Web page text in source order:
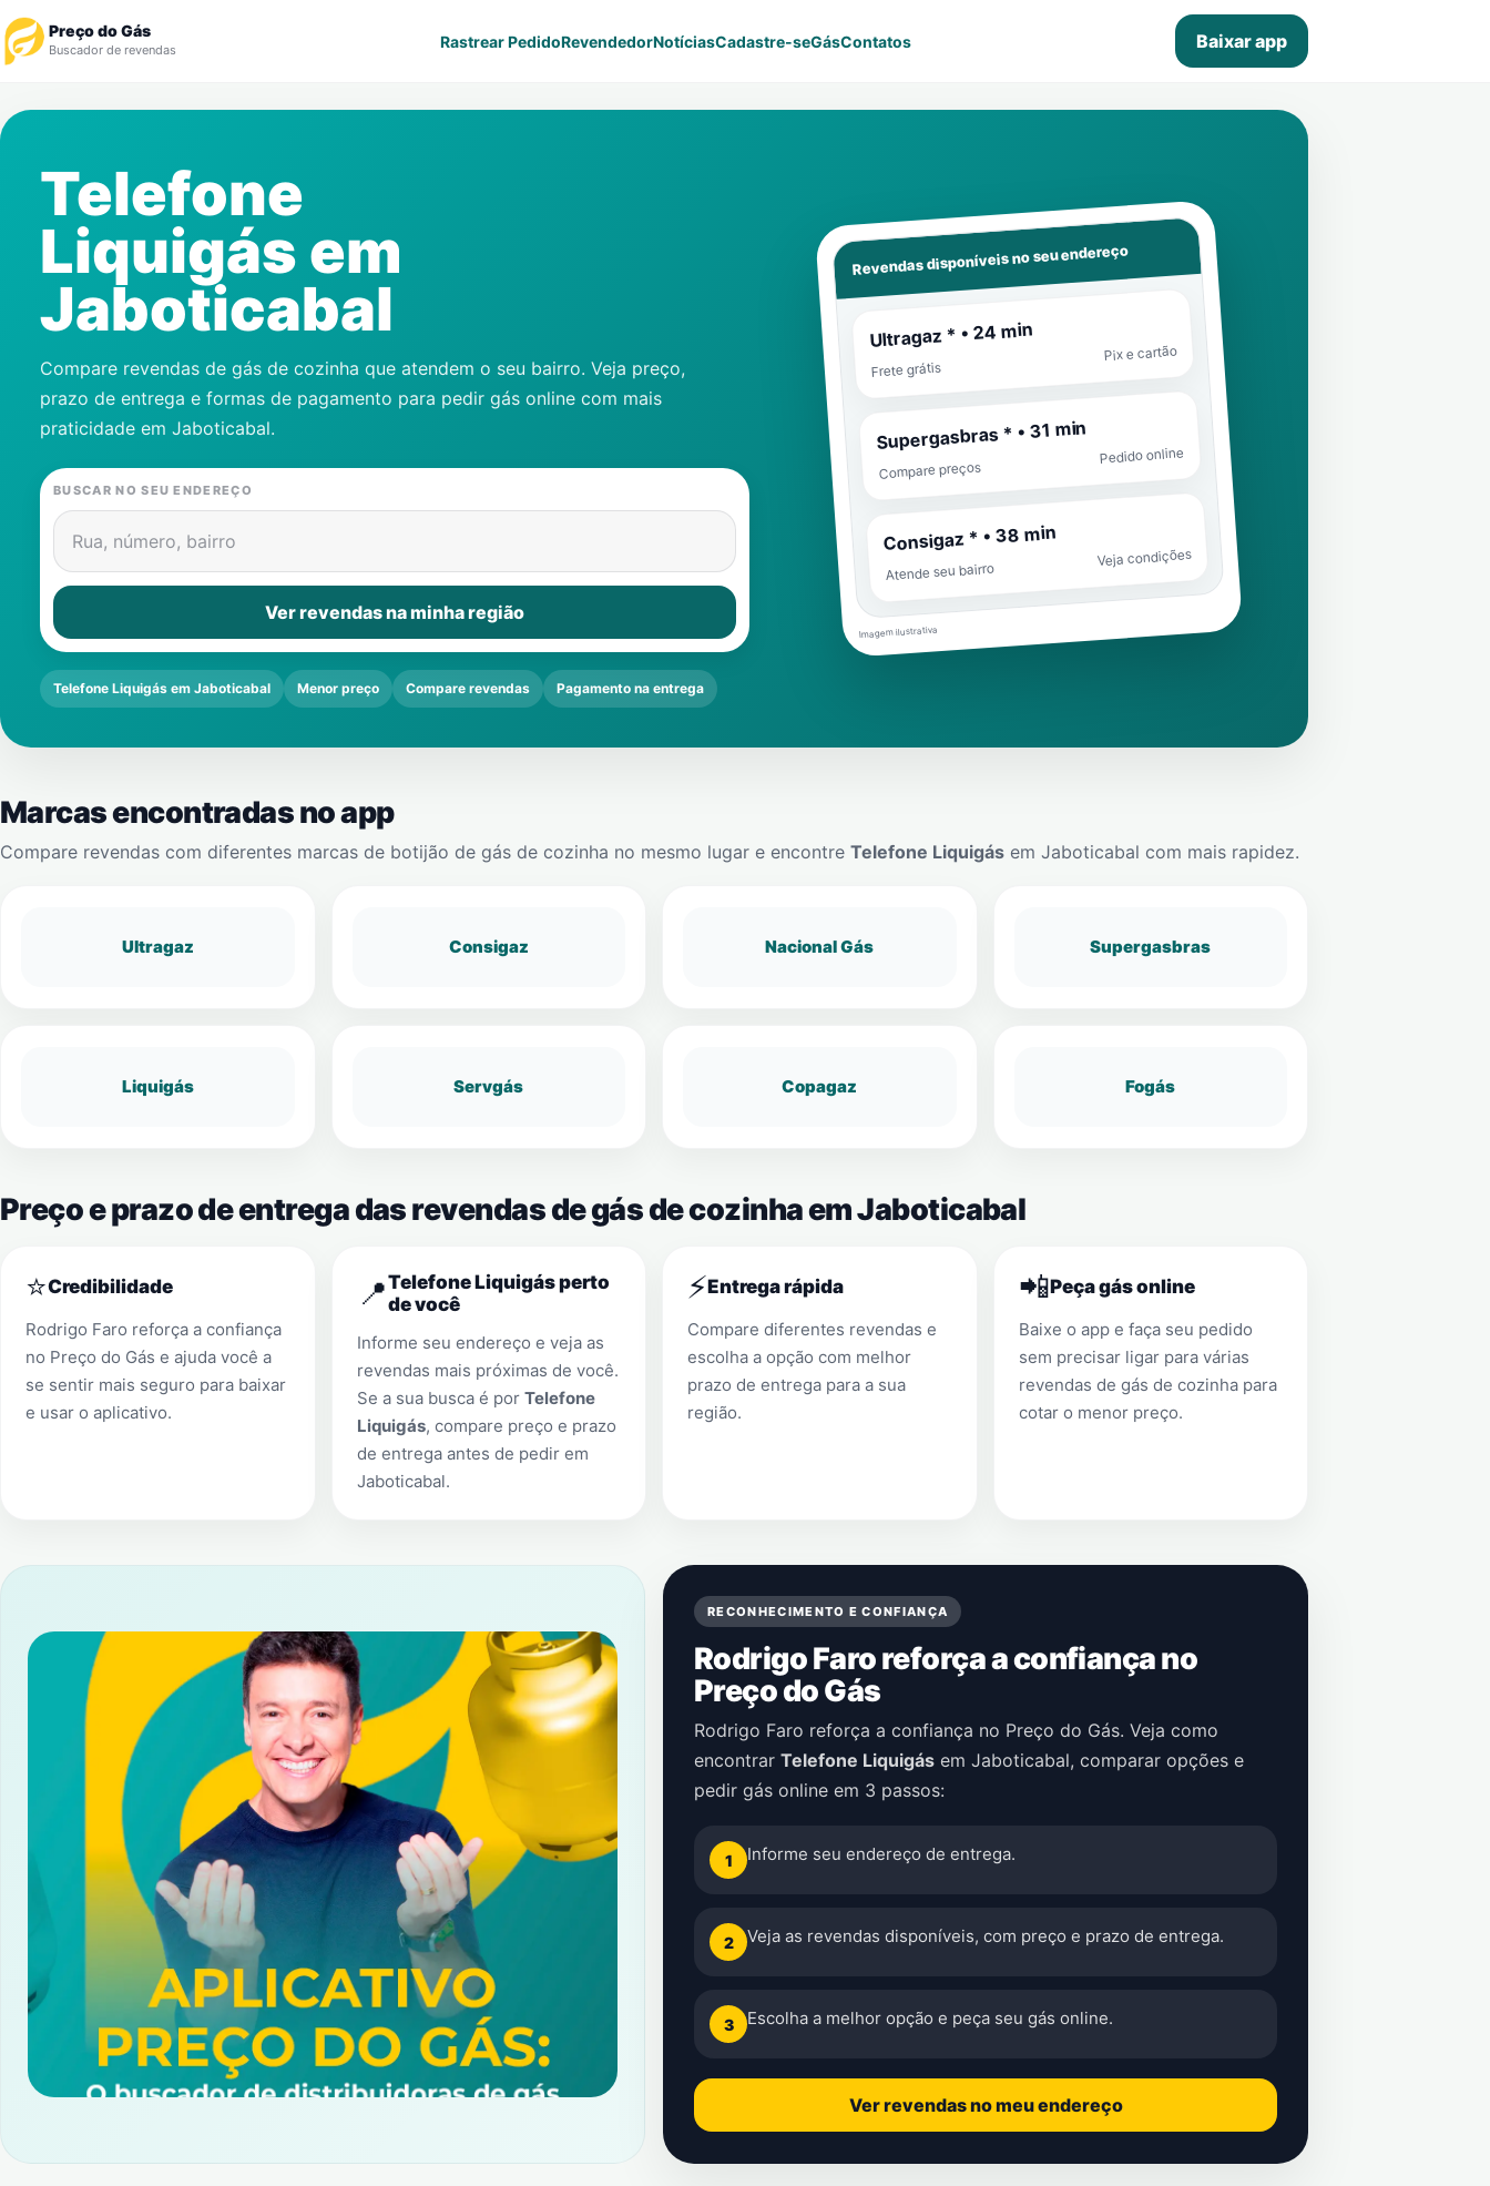
Preço do Gás
Buscador de revendas Rastrear PedidoRevendedorNotíciasCadastre-seGásContatos Baixar app
Revendedor
Notícias
Cadastre-se
Contatos
Telefone
Liquigás em
Jaboticabal
Compare revendas de gás de cozinha que atendem o seu bairro. Veja preço,
prazo de entrega e formas de pagamento para pedir gás online com mais
praticidade em Jaboticabal.
BUSCAR NO SEU ENDEREÇO
Rua, número, bairro
Ver revendas na minha região
Telefone Liquigás em Jaboticabal Menor preço Compare revendas Pagamento na entrega
Revendas disponíveis no seu endereço
Ultragaz * • 24 min
Frete grátis
Pix e cartão
Supergasbras * • 31 min
Compare preços
Pedido online
Consigaz * • 38 min
Atende seu bairro
Veja condições
Imagem ilustrativa
Marcas encontradas no app
Compare revendas com diferentes marcas de botijão de gás de cozinha no mesmo lugar e encontre Telefone Liquigás em Jaboticabal com mais rapidez.
Ultragaz Consigaz Nacional Gás Supergasbras
Liquigás Servgás Copagaz Fogás
Preço e prazo de entrega das revendas de gás de cozinha em Jaboticabal
⭐Credibilidade
Rodrigo Faro reforça a confiança
no Preço do Gás e ajuda você a
se sentir mais seguro para baixar
e usar o aplicativo.
📍Telefone Liquigás perto
de você
Informe seu endereço e veja as
revendas mais próximas de você.
Se a sua busca é por Telefone
Liquigás, compare preço e prazo
de entrega antes de pedir em
Jaboticabal.
⚡Entrega rápida
Compare diferentes revendas e
escolha a opção com melhor
prazo de entrega para a sua
região.
📲Peça gás online
Baixe o app e faça seu pedido
sem precisar ligar para várias
revendas de gás de cozinha para
cotar o menor preço.
RECONHECIMENTO E CONFIANÇA
Rodrigo Faro reforça a confiança no
Preço do Gás
Rodrigo Faro reforça a confiança no Preço do Gás. Veja como
encontrar Telefone Liquigás em Jaboticabal, comparar opções e
pedir gás online em 3 passos:
1 Informe seu endereço de entrega.
2 Veja as revendas disponíveis, com preço e prazo de entrega.
3 Escolha a melhor opção e peça seu gás online.
Ver revendas no meu endereço